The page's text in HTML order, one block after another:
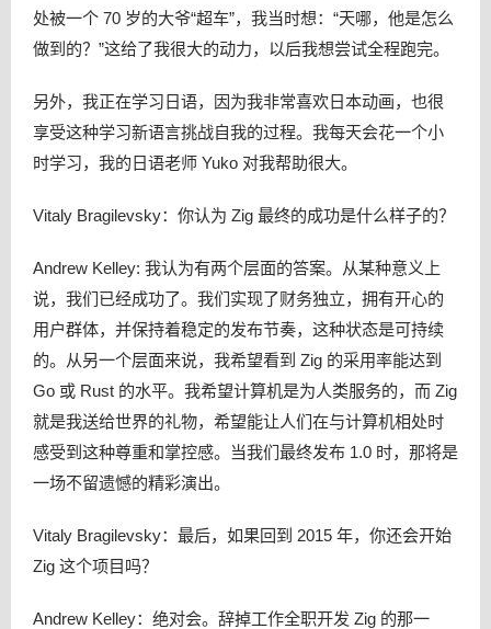
处被一个 70 岁的大爷“超车”，我当时想：“天哪，他是怎么
做到的？”这给了我很大的动力，以后我想尝试全程跑完。
另外，我正在学习日语，因为我非常喜欢日本动画，也很
享受这种学习新语言挑战自我的过程。我每天会花一个小
时学习，我的日语老师 Yuko 对我帮助很大。
Vitaly Bragilevsky：你认为 Zig 最终的成功是什么样子的？
Andrew Kelley: 我认为有两个层面的答案。从某种意义上
说，我们已经成功了。我们实现了财务独立，拥有开心的
用户群体，并保持着稳定的发布节奏，这种状态是可持续
的。从另一个层面来说，我希望看到 Zig 的采用率能达到
Go 或 Rust 的水平。我希望计算机是为人类服务的，而 Zig
就是我送给世界的礼物，希望能让人们在与计算机相处时
感受到这种尊重和掌控感。当我们最终发布 1.0 时，那将是
一场不留遗憾的精彩演出。
Vitaly Bragilevsky：最后，如果回到 2015 年，你还会开始
Zig 这个项目吗？
Andrew Kelley：绝对会。辞掉工作全职开发 Zig 的那一